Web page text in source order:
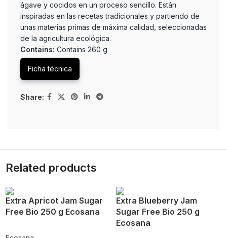
ágave y cocidos en un proceso sencillo. Están
inspiradas en las recetas tradicionales y partiendo de
unas materias primas de máxima calidad, seleccionadas
de la agricultura ecológica.
Contains: Contains 260 g
Ficha técnica
Share:
Related products
Extra Apricot Jam Sugar
Free Bio 250 g Ecosana
Extra Blueberry Jam
Sugar Free Bio 250 g
Ecosana